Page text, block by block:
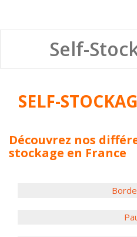
Self-
SELF-
Découvrez nos
stockage en France